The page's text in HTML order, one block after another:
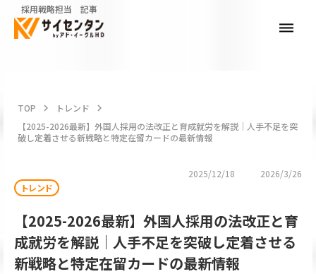
dehaze
TOP keyboard_arrow_right トレンド keyboard_arrow_right
【2025-2026最新】外国人採用の法改正と育成就労を解説｜人手不足を突
破し定着させる新戦略と特定在留カードの最新情報
2025/12/18
2026/3/26
トレンド
【2025-2026最新】外国人採用の法改正と育
成就労を解説｜人手不足を突破し定着させる
新戦略と特定在留カードの最新情報
採用戦略担当 記事